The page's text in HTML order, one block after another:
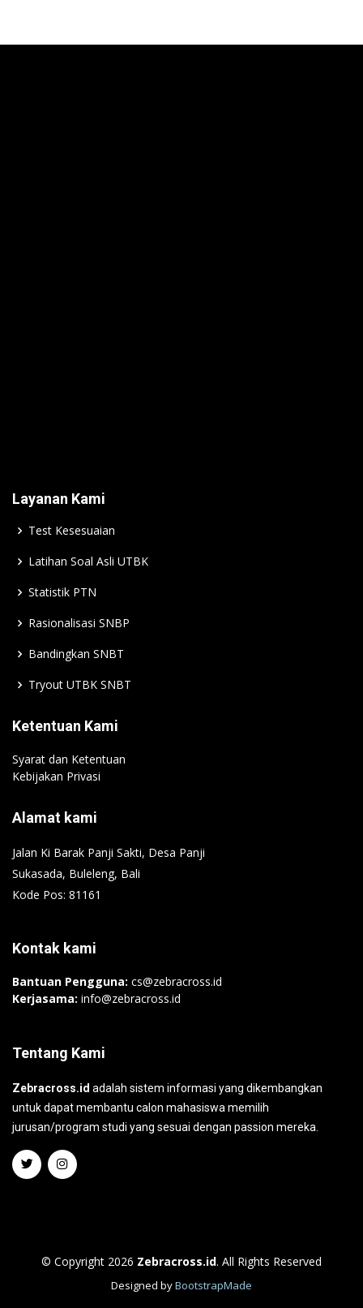
Layanan Kami
Test Kesesuaian
Latihan Soal Asli UTBK
Statistik PTN
Rasionalisasi SNBP
Bandingkan SNBT
Tryout UTBK SNBT
Ketentuan Kami
Syarat dan Ketentuan
Kebijakan Privasi
Alamat kami
Jalan Ki Barak Panji Sakti, Desa Panji
Sukasada, Buleleng, Bali
Kode Pos: 81161
Kontak kami
Bantuan Pengguna: cs@zebracross.id
Kerjasama: info@zebracross.id
Tentang Kami
Zebracross.id adalah sistem informasi yang dikembangkan
untuk dapat membantu calon mahasiswa memilih
jurusan/program studi yang sesuai dengan passion mereka.
© Copyright 2026 Zebracross.id. All Rights Reserved
Designed byBootstrapMade